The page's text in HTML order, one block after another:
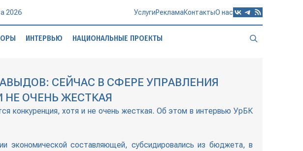
2026 УслугиРекламаКонтактыО нас
ИНТЕРВЬЮ НАЦИОНАЛЬНЫЕ ПРОЕКТЫ
СЕЙЧАС В СФЕРЕ УПРАВЛЕНИЯ
ОЧЕНЬ ЖЕСТКАЯ
конкуренция, хотя и не очень жесткая. Об этом в интервью УрБК
экономической составляющей, субсидировались из бюджета, в